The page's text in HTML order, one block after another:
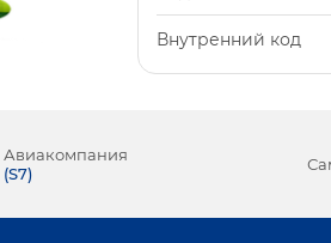
Внутренний код
Авиакомпания
(S7)